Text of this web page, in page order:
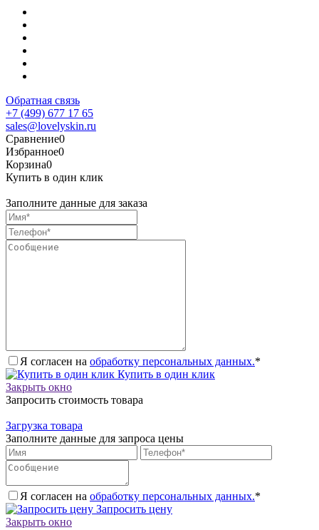
Обратная связь
+7 (499) 677 17 65
sales@lovelyskin.ru
Сравнение0
Избранное0
Корзина0
Купить в один клик
Заполните данные для заказа
Я согласен на обработку персональных данных.*
Купить в один клик
Закрыть окно
Запросить стоимость товара
Загрузка товара
Заполните данные для запроса цены
Я согласен на обработку персональных данных.*
Запросить цену
Закрыть окно